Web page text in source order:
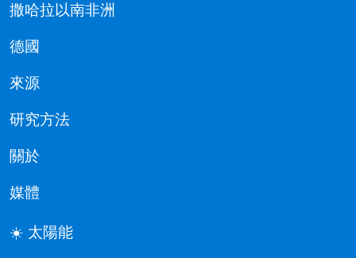
撒哈拉以南非洲
德國
來源
研究方法
關於
媒體
☀️ 太陽能